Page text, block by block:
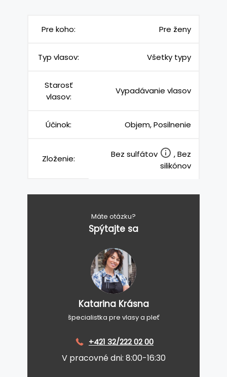
Pre koho: Pre ženy
Typ vlasov: Všetky typy
Starosť
vlasov:
Vypadávanie vlasov
Účinok: Objem, Posilnenie
Zloženie: Bez sulfátov
, Bez
silikónov
Máte otázku?
Spýtajte sa
Katarina Krásna
špecialistka pre vlasy a pleť
+421 32/222 02 00
V pracovné dni: 8:00-16:30